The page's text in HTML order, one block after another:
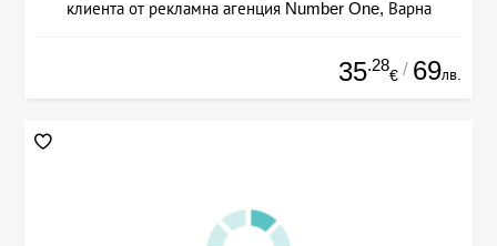
клиента от рекламна агенция Number One, Варна
35.28
€ / 69лв.